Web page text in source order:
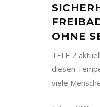
OHNE
TELE Z
diesen
viele